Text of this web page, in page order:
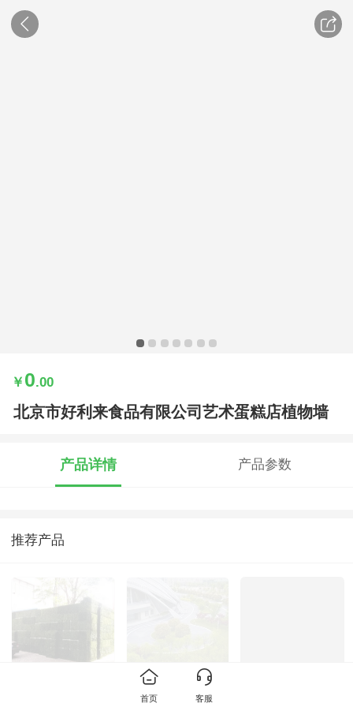
￥ 0.00
北京市好利来食品有限公司艺术蛋糕店植物墙
产品详情 产品参数
推荐产品
厂区景观
首页 客服